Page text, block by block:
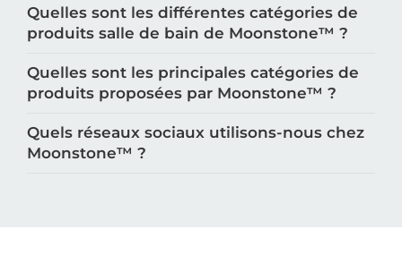
Quelles sont les différentes catégories de
produits salle de bain de Moonstone™️ ?
Quelles sont les principales catégories de
produits proposées par Moonstone™️ ?
Quels réseaux sociaux utilisons-nous chez
Moonstone™️ ?